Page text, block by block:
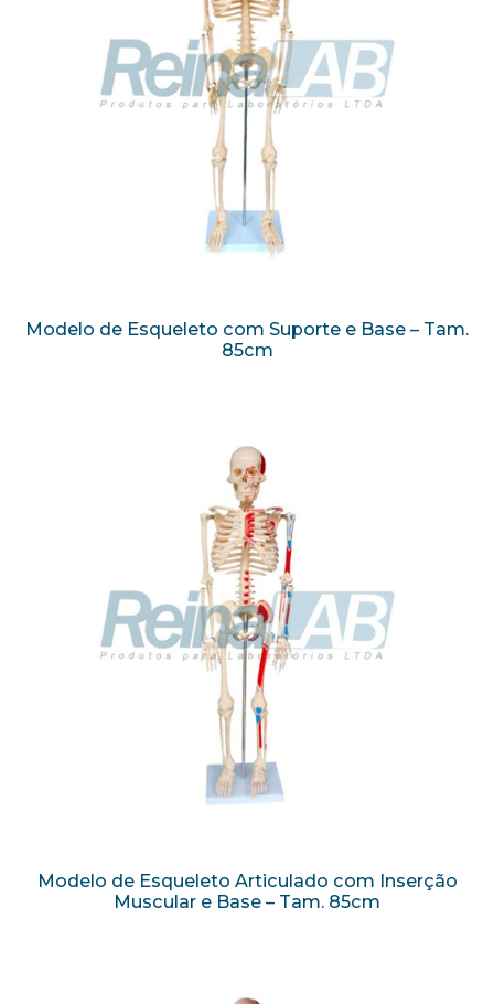
Modelo de Esqueleto com Suporte e Base – Tam.
85cm
Modelo de Esqueleto Articulado com Inserção
Muscular e Base – Tam. 85cm